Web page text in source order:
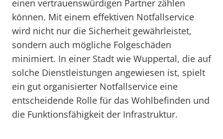
einen vertrauenswürdigen Partner zählen
können. Mit einem effektiven Notfallservice
wird nicht nur die Sicherheit gewährleistet,
sondern auch mögliche Folgeschäden
minimiert. In einer Stadt wie Wuppertal, die auf
solche Dienstleistungen angewiesen ist, spielt
ein gut organisierter Notfallservice eine
entscheidende Rolle für das Wohlbefinden und
die Funktionsfähigkeit der Infrastruktur.